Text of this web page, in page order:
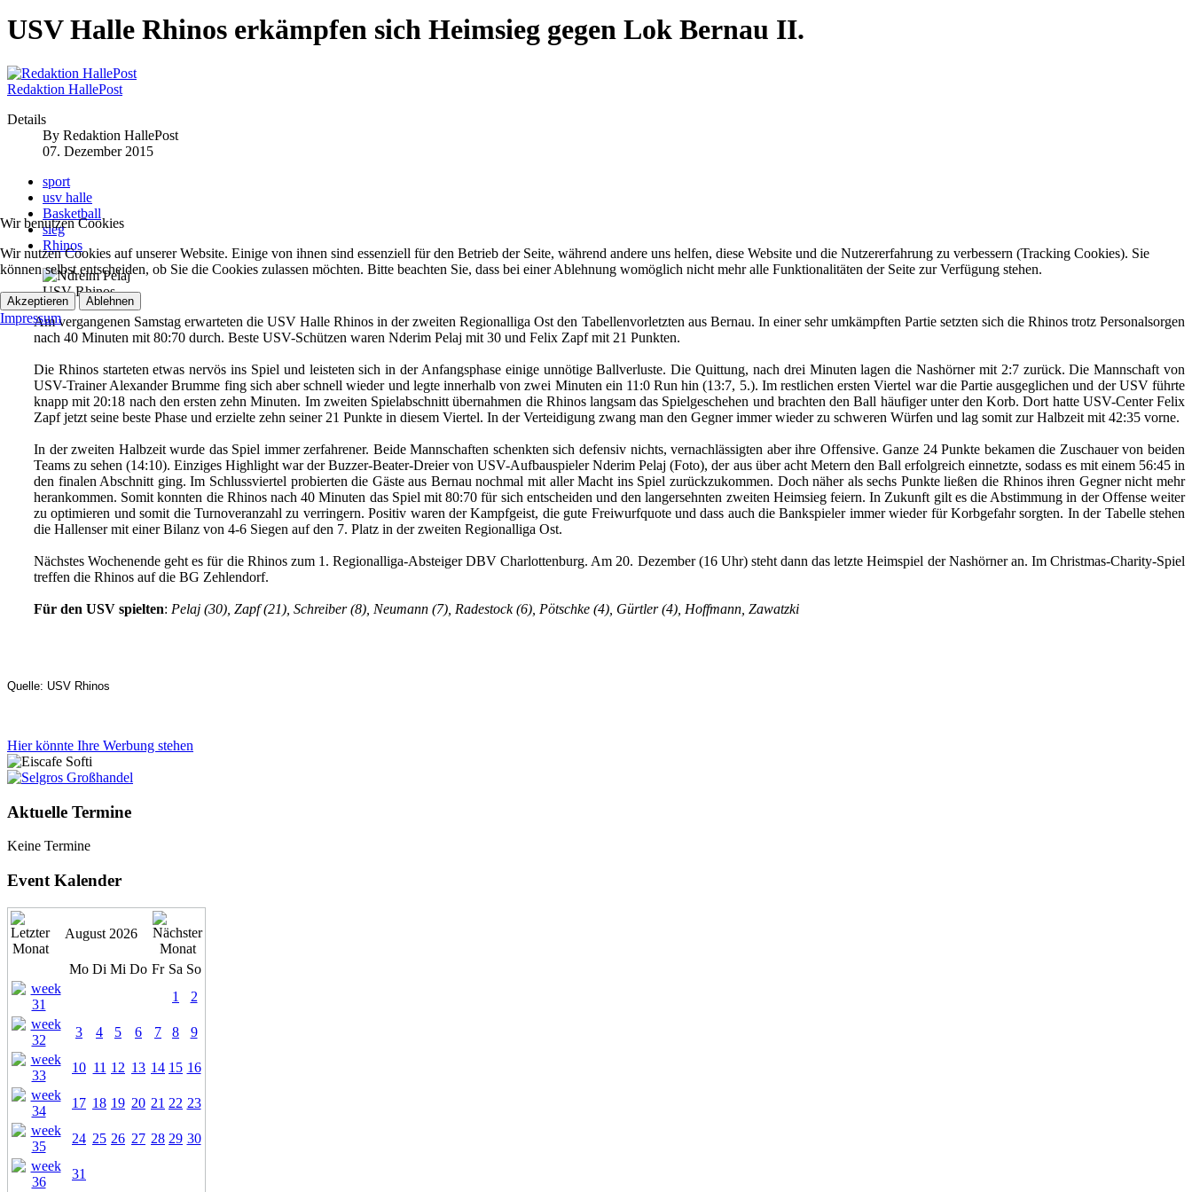
USV Halle Rhinos erkämpfen sich Heimsieg gegen Lok Bernau II.
Redaktion HallePost
Details
By Redaktion HallePost
07. Dezember 2015
sport
usv halle
Basketball
sieg
Rhinos
USV Rhinos
Am vergangenen Samstag erwarteten die USV Halle Rhinos in der zweiten Regionalliga Ost den Tabellenvorletzten aus Bernau. In einer sehr umkämpften Partie setzten sich die Rhinos trotz Personalsorgen
nach 40 Minuten mit 80:70 durch. Beste USV-Schützen waren Nderim Pelaj mit 30 und Felix Zapf mit 21 Punkten.
Die Rhinos starteten etwas nervös ins Spiel und leisteten sich in der Anfangsphase einige unnötige Ballverluste. Die Quittung, nach drei Minuten lagen die Nashörner mit 2:7 zurück. Die Mannschaft von
USV-Trainer Alexander Brumme fing sich aber schnell wieder und legte innerhalb von zwei Minuten ein 11:0 Run hin (13:7, 5.). Im restlichen ersten Viertel war die Partie ausgeglichen und der USV führte
knapp mit 20:18 nach den ersten zehn Minuten. Im zweiten Spielabschnitt übernahmen die Rhinos langsam das Spielgeschehen und brachten den Ball häufiger unter den Korb. Dort hatte USV-Center Felix
Zapf jetzt seine beste Phase und erzielte zehn seiner 21 Punkte in diesem Viertel. In der Verteidigung zwang man den Gegner immer wieder zu schweren Würfen und lag somit zur Halbzeit mit 42:35 vorne.
In der zweiten Halbzeit wurde das Spiel immer zerfahrener. Beide Mannschaften schenkten sich defensiv nichts, vernachlässigten aber ihre Offensive. Ganze 24 Punkte bekamen die Zuschauer von beiden
Teams zu sehen (14:10). Einziges Highlight war der Buzzer-Beater-Dreier von USV-Aufbauspieler Nderim Pelaj (Foto), der aus über acht Metern den Ball erfolgreich einnetzte, sodass es mit einem 56:45 in
den finalen Abschnitt ging. Im Schlussviertel probierten die Gäste aus Bernau nochmal mit aller Macht ins Spiel zurückzukommen. Doch näher als sechs Punkte ließen die Rhinos ihren Gegner nicht mehr
herankommen. Somit konnten die Rhinos nach 40 Minuten das Spiel mit 80:70 für sich entscheiden und den langersehnten zweiten Heimsieg feiern. In Zukunft gilt es die Abstimmung in der Offense weiter
zu optimieren und somit die Turnoveranzahl zu verringern. Positiv waren der Kampfgeist, die gute Freiwurfquote und dass auch die Bankspieler immer wieder für Korbgefahr sorgten. In der Tabelle stehen
die Hallenser mit einer Bilanz von 4-6 Siegen auf den 7. Platz in der zweiten Regionalliga Ost.
Nächstes Wochenende geht es für die Rhinos zum 1. Regionalliga-Absteiger DBV Charlottenburg. Am 20. Dezember (16 Uhr) steht dann das letzte Heimspiel der Nashörner an. Im Christmas-Charity-Spiel
treffen die Rhinos auf die BG Zehlendorf.
Für den USV spielten: Pelaj (30), Zapf (21), Schreiber (8), Neumann (7), Radestock (6), Pötschke (4), Gürtler (4), Hoffmann, Zawatzki
Quelle: USV Rhinos
Hier könnte Ihre Werbung stehen
Aktuelle Termine
Keine Termine
Event Kalender
August 2026
Mo Di Mi Do Fr Sa So
1
2
3 4 5 6 7 8 9
10 11 12 13 14 15 16
17 18 19 20 21 22 23
24 25 26 27 28 29 30
31
Wir benutzen Cookies
Wir nutzen Cookies auf unserer Website. Einige von ihnen sind essenziell für den Betrieb der Seite, während andere uns helfen, diese Website und die Nutzererfahrung zu verbessern (Tracking Cookies). Sie
können selbst entscheiden, ob Sie die Cookies zulassen möchten. Bitte beachten Sie, dass bei einer Ablehnung womöglich nicht mehr alle Funktionalitäten der Seite zur Verfügung stehen.
Akzeptieren Ablehnen
Impressum